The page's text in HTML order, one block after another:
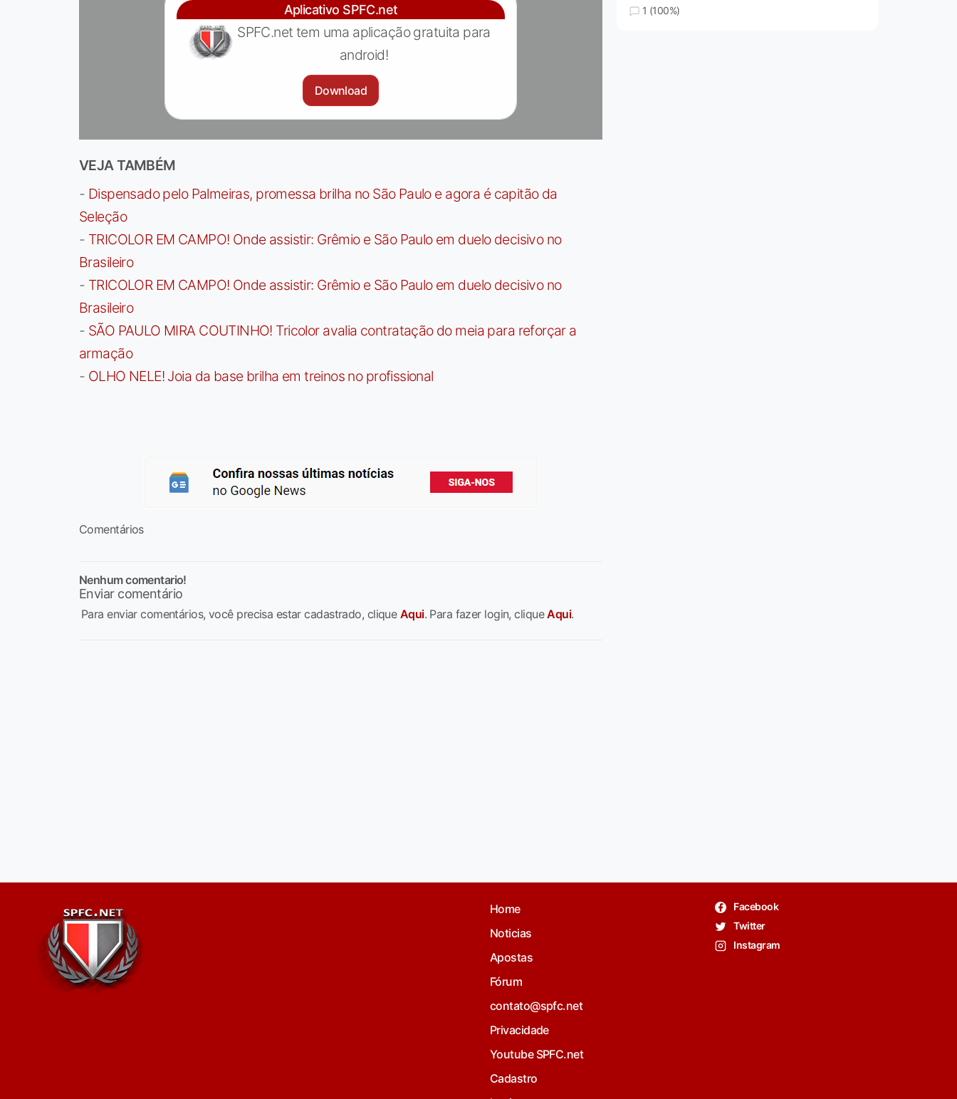
Aplicativo SPFC.net
SPFC.net tem uma aplicação gratuita para
android!
Download
VEJA TAMBÉM
- Dispensado pelo Palmeiras, promessa brilha no São Paulo e agora é capitão da
Seleção
- TRICOLOR EM CAMPO! Onde assistir: Grêmio e São Paulo em duelo decisivo no
Brasileiro
- TRICOLOR EM CAMPO! Onde assistir: Grêmio e São Paulo em duelo decisivo no
Brasileiro
- SÃO PAULO MIRA COUTINHO! Tricolor avalia contratação do meia para reforçar a
armação
- OLHO NELE! Joia da base brilha em treinos no profissional
Comentários
Nenhum comentario!
Enviar comentário
Para enviar comentários, você precisa estar cadastrado, clique Aqui. Para fazer login, cliqueAqui.
1 (100%)
Home
Noticias
Apostas
Fórum
contato@spfc.net
Privacidade
Youtube SPFC.net
Cadastro
Facebook
Twitter
Instagram